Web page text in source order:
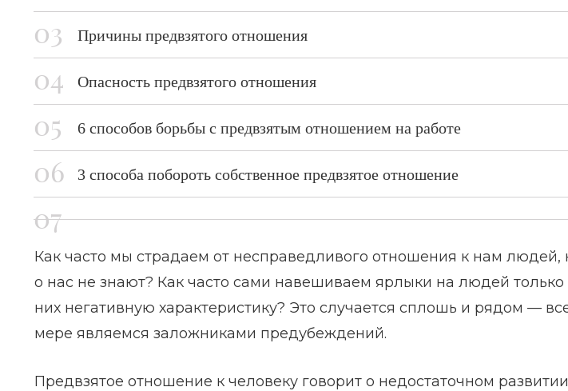
Причины предвзятого отношения
Опасность предвзятого отношения
6 способов борьбы с предвзятым отношением на работе
3 способа побороть собственное предвзятое отношение
Как часто мы страдаем от несправедливого отношения к нам людей,
о нас не знают? Как часто сами навешиваем ярлыки на людей
них негативную характеристику? Это случается сплошь и рядом —
мере являемся заложниками предубеждений.
Предвзятое отношение к человеку говорит о недостаточном